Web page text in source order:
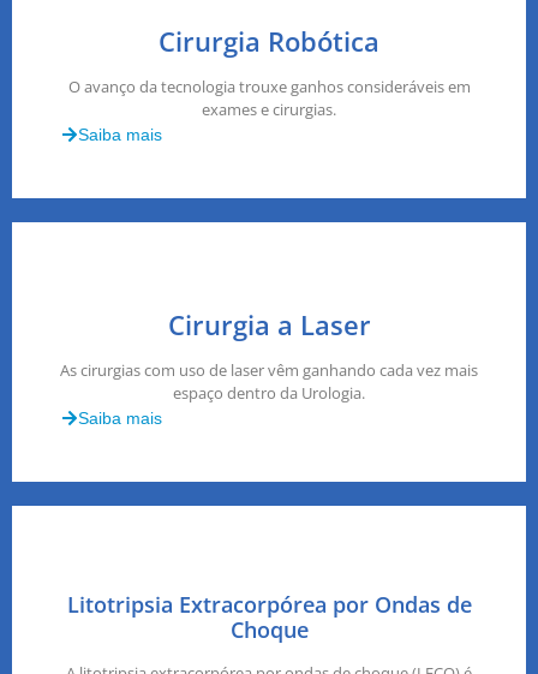
Cirurgia Robótica
O avanço da tecnologia trouxe ganhos consideráveis em
exames e cirurgias.
Saiba mais
Cirurgia a Laser
As cirurgias com uso de laser vêm ganhando cada vez mais
espaço dentro da Urologia.
Saiba mais
Litotripsia Extracorpórea por Ondas de
Choque